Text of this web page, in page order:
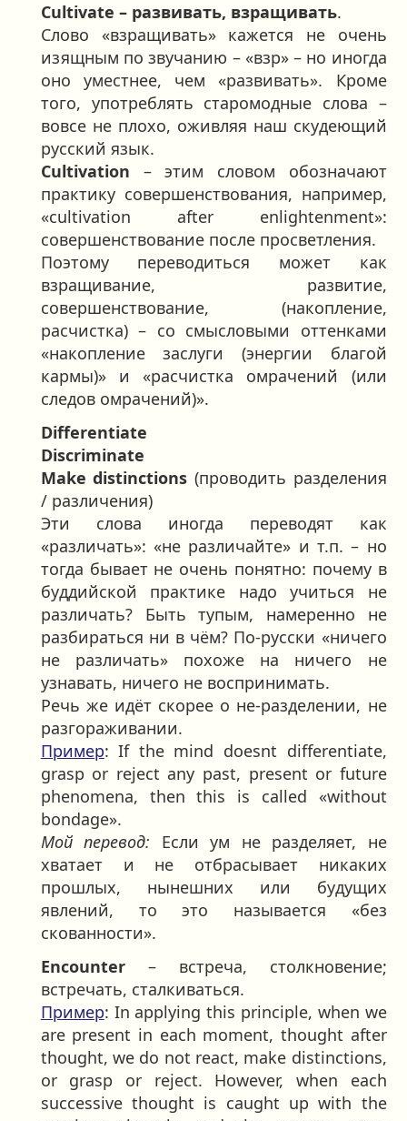
Cultivate – развивать, взращивать.
Слово «взращивать» кажется не очень
изящным по звучанию – «взр» – но иногда
оно уместнее, чем «развивать». Кроме
того, употреблять старомодные слова –
вовсе не плохо, оживляя наш скудеющий
русский язык.
Cultivation – этим словом обозначают
практику совершенствования, например,
«cultivation after enlightenment»:
совершенствование после просветления.
Поэтому переводиться может как
взращивание, развитие,
совершенствование, (накопление,
расчистка) – со смысловыми оттенками
«накопление заслуги (энергии благой
кармы)» и «расчистка омрачений (или
следов омрачений)».
Differentiate
Discriminate
Make distinctions (проводить разделения
/ различения)
Эти слова иногда переводят как
«различать»: «не различайте» и т.п. – но
тогда бывает не очень понятно: почему в
буддийской практике надо учиться не
различать? Быть тупым, намеренно не
разбираться ни в чём? По-русски «ничего
не различать» похоже на ничего не
узнавать, ничего не воспринимать.
Речь же идёт скорее о не-разделении, не
разгораживании.
Пример: If the mind doesnt differentiate,
grasp or reject any past, present or future
phenomena, then this is called «without
bondage».
Мой перевод: Если ум не разделяет, не
хватает и не отбрасывает никаких
прошлых, нынешних или будущих
явлений, то это называется «без
скованности».
Encounter– встреча, столкновение;
встречать, сталкиваться.
Пример: In applying this principle, when we
are present in each moment, thought after
thought, we do not react, make distinctions,
or grasp or reject. However, when each
successive thought is caught up with the